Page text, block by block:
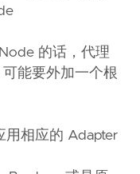
的话，代理
能要外加一个根
用相应的 Adapter